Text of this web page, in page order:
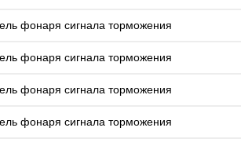
фонаря сигнала торможения
фонаря сигнала торможения
фонаря сигнала торможения
фонаря сигнала торможения